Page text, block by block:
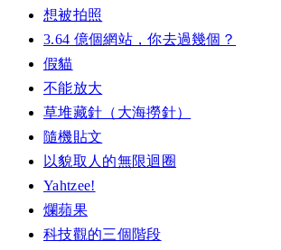
想被拍照
3.64 億個網站，你去過幾個？
假貓
不能放大
草堆藏針（大海撈針）
隨機貼文
以貌取人的無限迴圈
Yahtzee!
爛蘋果
科技觀的三個階段